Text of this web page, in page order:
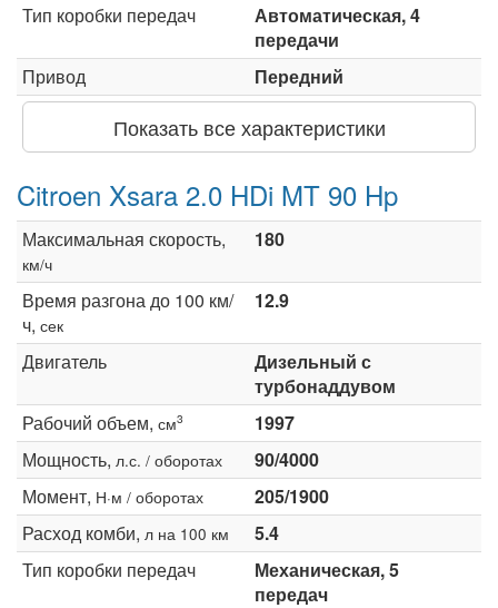
Тип коробки передач
Автоматическая, 4
передачи
Привод
Передний
Показать все характеристики
Citroen Xsara 2.0 HDi MT 90 Hp
Максимальная скорость,
км/ч
180
Время разгона до 100 км/
ч, сек
12.9
Двигатель
Дизельный с
турбонаддувом
Рабочий объем, см3
1997
Мощность, л.с. / оборотах
90/4000
Момент, Н·м / оборотах
205/1900
Расход комби, л на 100 км
5.4
Тип коробки передач
Механическая, 5
передач